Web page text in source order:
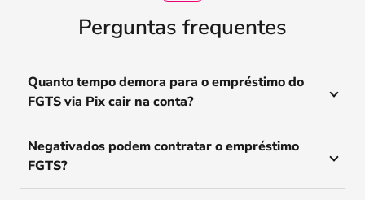
Perguntas frequentes
Quanto tempo demora para o empréstimo do
FGTS via Pix cair na conta?
Negativados podem contratar o empréstimo
FGTS?